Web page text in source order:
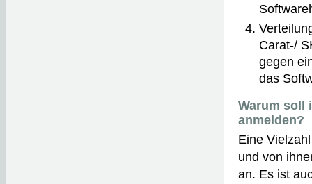
Carat-/
gegen
das
Warum soll
anmelden?
Eine
und von
an. Es ist